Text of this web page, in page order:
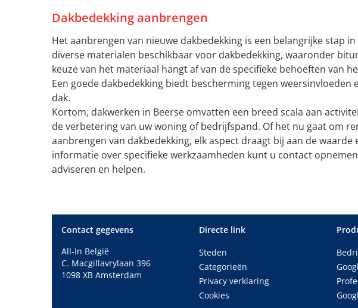
Dakbedekking aanbrengen
Het aanbrengen van nieuwe dakbedekking is een belangrijke stap
diverse materialen beschikbaar voor dakbedekking, waaronder
keuze van het materiaal hangt af van de specifieke behoeften van
Een goede dakbedekking biedt bescherming tegen
dak.
Kortom, dakwerken in Beerse omvatten een breed scala aan
de verbetering van uw woning of bedrijfspand. Of het nu gaat om
aanbrengen van dakbedekking, elk aspect draagt bij aan de
informatie over specifieke werkzaamheden kunt u contact
adviseren en helpen.
Contact gegevens
All-In België
C. Macgillavrylaan 396
1098 XB Amsterdam
Directe link
Steden
Categorieën
Privacy verklaring
Cookies